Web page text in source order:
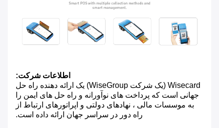
اطلاعات شرکت:
Wisecard (یک شرکت WiseGroup) یک ارائه دهنده راه حل
جهانی است که پرداخت های نوآورانه و راه حل های ایمن را
به موسسات مالی ، نهادهای دولتی و اپراتورهای ارتباط از
راه دور در سراسر جهان ارائه داده است.